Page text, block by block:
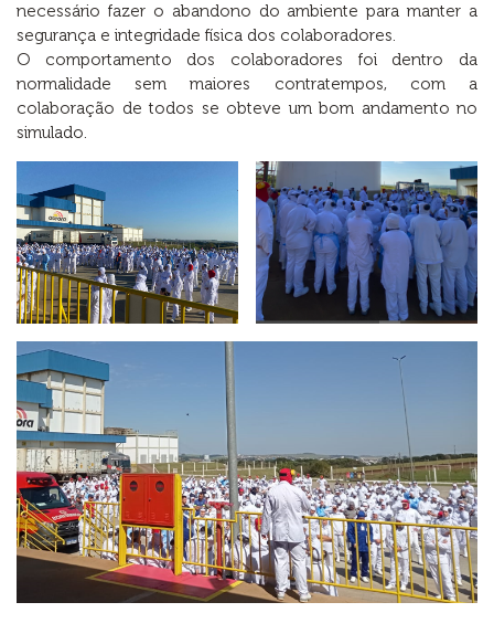
necessário fazer o abandono do ambiente para manter a
segurança e integridade física dos colaboradores.
O comportamento dos colaboradores foi dentro da
normalidade sem maiores contratempos, com a
colaboração de todos se obteve um bom andamento no
simulado.